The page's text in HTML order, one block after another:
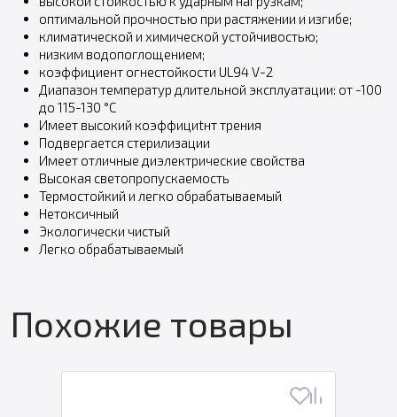
оптимальной прочностью при растяжении и изгибе;
климатической и химической устойчивостью;
низким водопоглощением;
коэффициент огнестойкости UL94 V-2
Диапазон температур длительной эксплуатации: от -100
до 115-130 °С
Имеет высокий коэффициtнт трения
Подвергается стерилизации
Имеет отличные диэлектрические свойства
Высокая светопропускаемость
Термостойкий и легко обрабатываемый
Нетоксичный
Экологически чистый
Легко обрабатываемый
Похожие товары